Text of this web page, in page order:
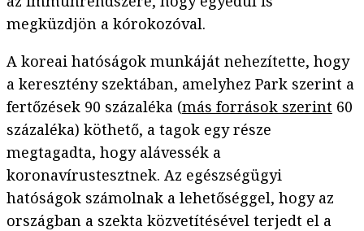
megküzdjön a kórokozóval.
A koreai hatóságok munkáját nehezítette, hogy
a keresztény szektában, amelyhez Park szerint a
fertőzések 90 százaléka (más források szerint 60
százaléka) köthető, a tagok egy része
megtagadta, hogy alávessék a
koronavírustesztnek. Az egészségügyi
hatóságok számolnak a lehetőséggel, hogy az
országban a szekta közvetítésével terjedt el a